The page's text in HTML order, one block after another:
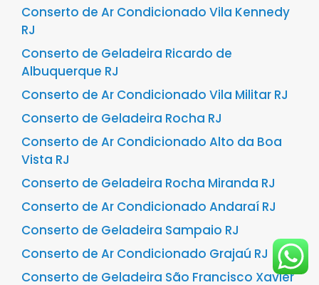
Conserto de Ar Condicionado Vila Kennedy
RJ
Conserto de Geladeira Ricardo de
Albuquerque RJ
Conserto de Ar Condicionado Vila Militar RJ
Conserto de Geladeira Rocha RJ
Conserto de Ar Condicionado Alto da Boa
Vista RJ
Conserto de Geladeira Rocha Miranda RJ
Conserto de Ar Condicionado Andaraí RJ
Conserto de Geladeira Sampaio RJ
Conserto de Ar Condicionado Grajaú RJ
Conserto de Geladeira São Francisco Xavier